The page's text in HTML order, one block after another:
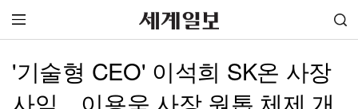
'기술형 CEO' 이석희 SK온 사장
사임…이용욱 사장 원톱 체제 개